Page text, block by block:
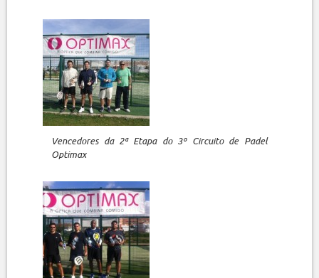
Vencedores da 2ª Etapa do 3º Circuito de Padel
Optimax